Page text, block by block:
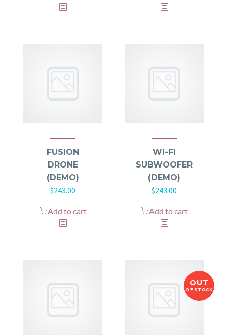
FUSION
DRONE
(DEMO)
$243.00
Add to cart
WI-FI
SUBWOOFER
(DEMO)
$243.00
Add to cart
OUT
OF STOCK